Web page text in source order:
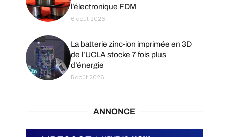
l’électronique FDM
6 août 2026
La batterie zinc-ion imprimée en 3D
de l’UCLA stocke 7 fois plus
d’énergie
5 août 2026
ANNONCE